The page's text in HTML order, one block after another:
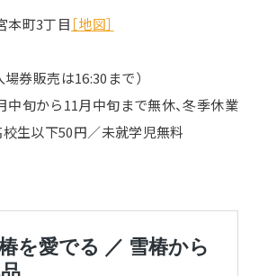
本町3丁目 ［地図］
場券販売は16:30まで）
中旬から11月中旬まで無休、冬季休業
校生以下50円／未就学児無料